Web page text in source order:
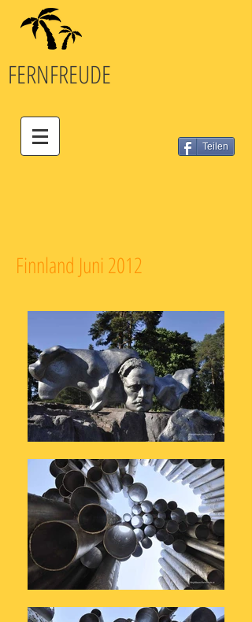
FERNFREUDE
Teilen
Finnland Juni 2012